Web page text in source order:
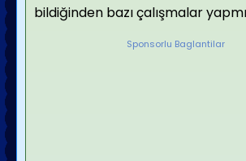
bildiğinden bazı çalışmalar
Sponsorlu Baglantilar